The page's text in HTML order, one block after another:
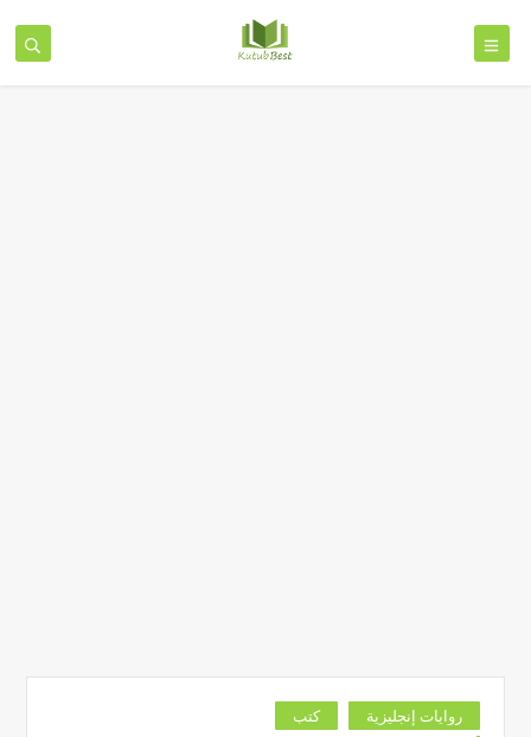
روايات إنجليزية كتب